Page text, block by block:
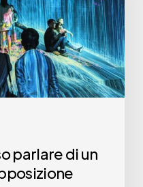
parlare di un